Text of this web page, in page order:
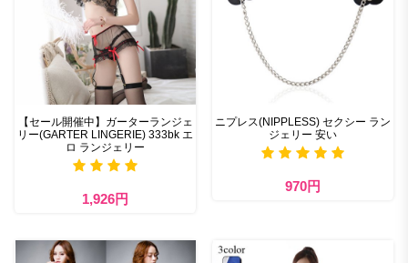
【セール開催中】ガーターランジェ
リー(GARTER LINGERIE) 333bk エ
ロ ランジェリー
1,926円
ニプレス(NIPPLESS) セクシー ラン
ジェリー 安い
970円